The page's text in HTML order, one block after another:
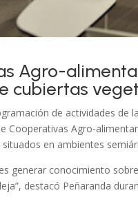
Agro-
cubiertas
de actividades de
Cooperativas Agro-
en ambientes
generar conocimiento
destacó Peñaranda